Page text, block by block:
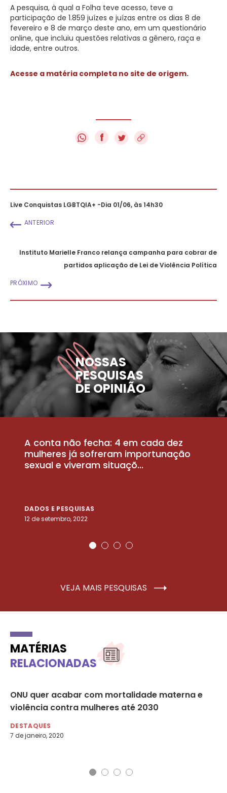
A pesquisa, à qual a Folha teve acesso, teve a
participação de 1.859 juízes e juízas entre os dias 8 de
fevereiro e 8 de março deste ano, em um questionário
online, que incluiu questões relativas a gênero, raça e
idade, entre outros.
Acesse a matéria completa no site de origem.
f
Live Conquistas LGBTQIA+ -Dia 01/06, às 14h30
ANTERIOR
Instituto Marielle Franco relança campanha para cobrar de
partidos aplicação de Lei de Violência Política
PRÓXIMO
NOSSAS
PESQUISAS
DE OPINIÃO
A conta não fecha: 4 em cada dez
mulheres já sofreram importunação
sexual e viveram situaçõ...
DADOS E PESQUISAS
12 de setembro, 2022
VEJA MAIS PESQUISAS
MATÉRIAS
RELACIONADAS
ONU quer acabar com mortalidade materna e
violência contra mulheres até 2030
DESTAQUES
7 de janeiro, 2020